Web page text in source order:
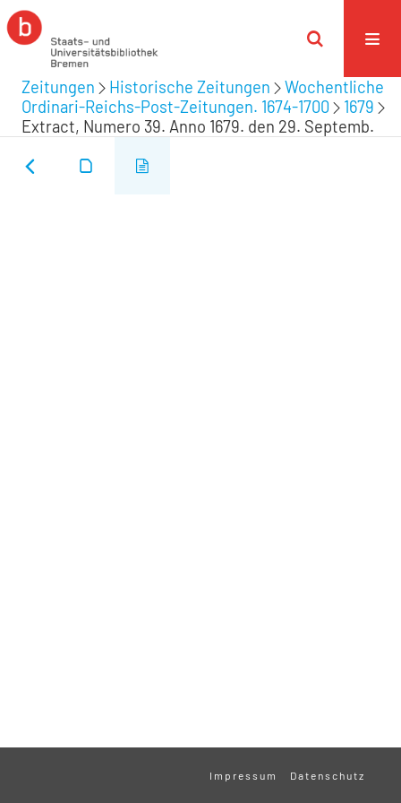
Zeitungen Historische Zeitungen
Wochentliche
Ordinari-Reichs-Post-Zeitungen. 1674-1700
1679
Extract, Numero 39. Anno 1679. den 29. Septemb.
Impressum Datenschutz